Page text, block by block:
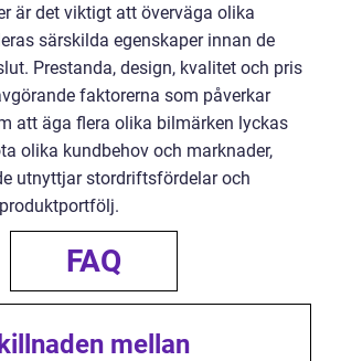
är det viktigt att överväga olika
särskilda egenskaper innan de
Prestanda, design, kvalitet och pris
faktorerna som påverkar
att äga flera olika bilmärken lyckas
olika kundbehov och marknader,
utnyttjar stordriftsfördelar och
FAQ
mellan